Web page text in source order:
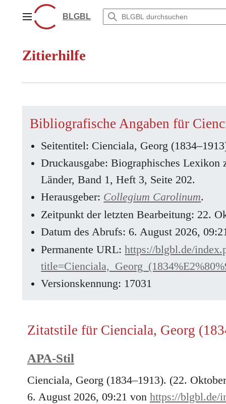
springenHauptmenüBLGBL
Zitierhilfe
Bibliografische Angaben für
Seitentitel: Cienciala, Georg
Druckausgabe: Biographisches Lexikon
Länder, Band 1, Heft 3, Seite 202.
Herausgeber: Collegium Carolinum.
Zeitpunkt der letzten Bearbeitung: 22.
Datum des Abrufs: 6. August 2026,
Permanente URL:https://blgbl.de/
Versionskennung: 17031
Zitatstile für Cienciala, Georg
APA-Stil
Cienciala, Georg (1834–1913). (22.
6. August 2026, 09:21 von https://blgbl.de/